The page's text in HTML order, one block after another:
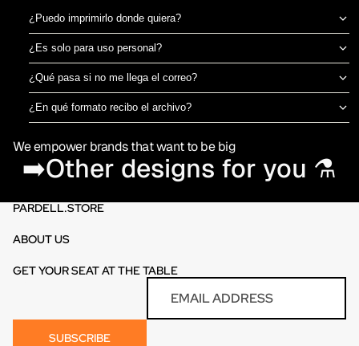
¿Puedo imprimirlo donde quiera?
Sí, el archivo es tuyo para imprimir en el taller de DTF o sublimación
que prefieras. No estamos ligados a una imprenta específica.
¿Es solo para uso personal?
Puedes usarlo para camisetas propias o para vender productos
físicos ya impresos. No está permitido revender o redistribuir el
archivo digital en sí.
¿Qué pasa si no me llega el correo?
Revisa spam o promociones primero. Si aún así no aparece en 30
minutos, escríbenos por el chat de la tienda y te lo reenviamos al
¿En qué formato recibo el archivo?
directamente en DTF o sublimación.
We empower brands that want to be big
➡️Other designs for you ⚗️
PARDELL.STORE
ABOUT US
GET YOUR SEAT AT THE TABLE
SUBSCRIBE
Refund policy
Terms of service